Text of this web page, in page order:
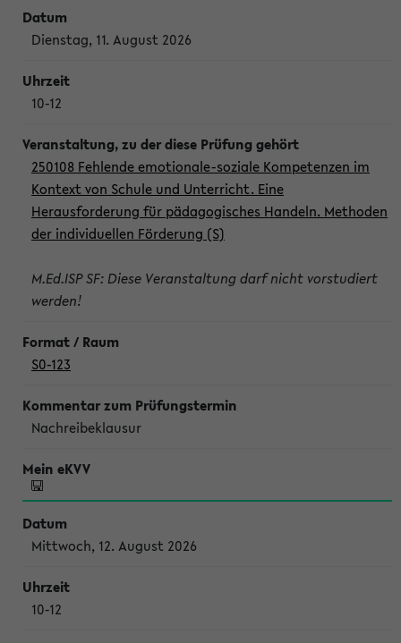
Dienstag, 11. August 2026
10-12
250108 Fehlende emotionale-soziale Kompetenzen im
Kontext von Schule und Unterricht. Eine
Herausforderung für pädagogisches Handeln. Methoden
der individuellen Förderung (S)
M.Ed.ISP SF: Diese Veranstaltung darf nicht vorstudiert
werden!
S0-123
Nachreibeklausur
Mittwoch, 12. August 2026
10-12